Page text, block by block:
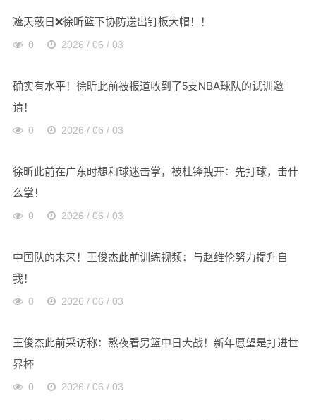
遮天蔽日❌️徐昕篮下协防送出钉板大帽！！
0 2026 / 06 / 03
确实有水平！徐昕此前被报道收到了5支NBA球队的试训邀
请！
0 2026 / 06 / 03
徐昕此前在广东时想和球迷击掌，被杜锋拽开：先打球，击什
么掌！
0 2026 / 06 / 03
中国队的未来！王俊杰此前训练视频：与赵维伦努力提升自
我！
0 2026 / 06 / 03
王俊杰此前采访称：熬夜看男篮中日大战！新年愿望是打进世
界杯
0 2026 / 06 / 03